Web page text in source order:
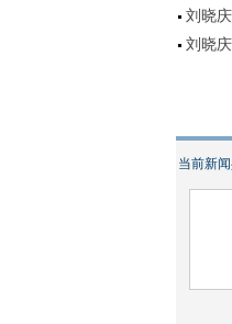
刘晓
刘晓
当前新